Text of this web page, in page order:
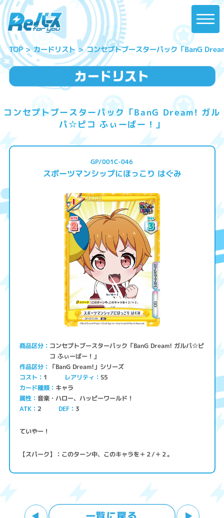
TOP カードリスト コンセプトブースターパック「BanG
コンセプトブースターパック「BanG Dream! ガル
パ☆ピコ ふぃーばー！」
GP/001C-046
スポーツマンシップにほっこり はぐみ
商品区分 コンセプトブースターパック「BanG Dream! ガルパ☆ピ
コ ふぃーばー！」
作品区分 「BanG Dream!」シリーズ
コスト 1 レアリティ S5
カード種類 キャラ
属性 音楽・ハロー、ハッピーワールド！
ATK 2 DEF 3
ていやー！
【スパーク】：このターン中、このキャラを＋２/＋２。